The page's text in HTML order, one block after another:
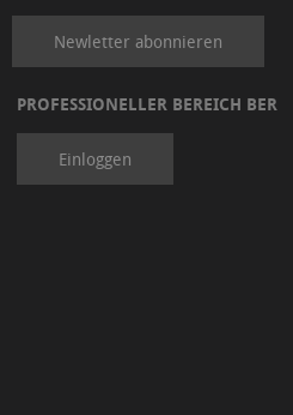
Newletter abonnieren
PROFESSIONELLER BEREICH BER
Einloggen